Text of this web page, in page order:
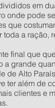
em
onde pode
que
a ração,
final que
grande
de Alto
ter além de
clientes e